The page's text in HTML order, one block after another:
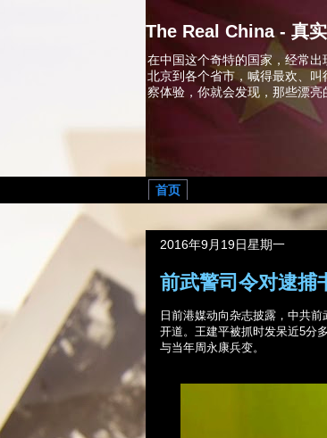
The Real China - 真
在中国这个奇特的国家，经常
北京到各个省市，喊得最欢、
察体验，你就会发现，那些漂亮
首页
2016年9月19日星期一
前武警司令对逮捕
日前港媒动向杂志披露，中共
开道。王建平被抓时发呆近5分
与当年周永康兵变。